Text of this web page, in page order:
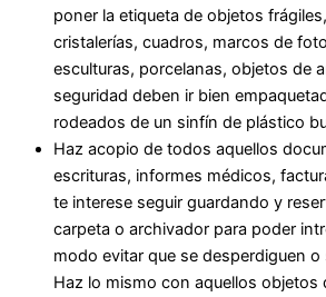
poner la etiqueta de objetos
cristalerías, cuadros, marcos de
esculturas, porcelanas, objetos de
seguridad deben ir bien
rodeados de un sinfín de plástico
Haz acopio de todos aquellos
escrituras, informes médicos,
te interese seguir guardando y
carpeta o archivador para poder
modo evitar que se desperdiguen o
Haz lo mismo con aquellos objetos